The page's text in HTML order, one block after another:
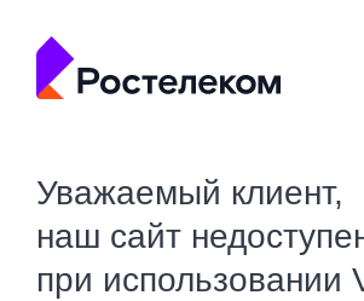
Уважаемый клиент,
наш сайт
при использовании